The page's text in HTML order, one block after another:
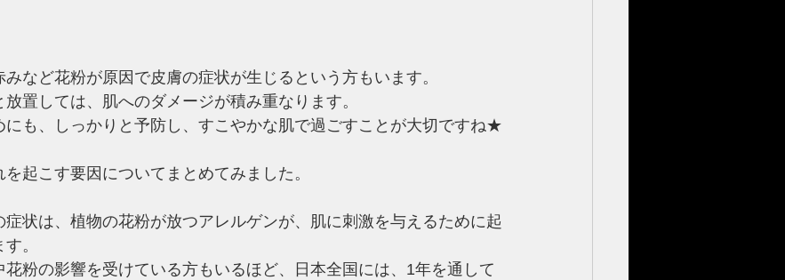
など花粉が原因で皮膚の症状が生じるという方もいます。
置しては、肌へのダメージが積み重なります。
にも、しっかりと予防し、すこやかな肌で過ごすことが大切ですね★
起こす要因についてまとめてみました。
状は、植物の花粉が放つアレルゲンが、肌に刺激を与えるために起
。
花粉の影響を受けている方もいるほど、日本全国には、1年を通して